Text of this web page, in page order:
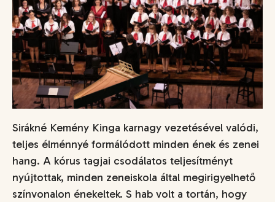
Sirákné Kemény Kinga karnagy vezetésével valódi,
teljes élménnyé formálódott minden ének és zenei
hang. A kórus tagjai csodálatos teljesítményt
nyújtottak, minden zeneiskola által megirigyelhető
színvonalon énekeltek. S hab volt a tortán, hogy